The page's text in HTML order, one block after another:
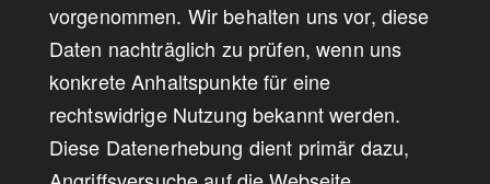
vorgenommen. Wir behalten uns vor, diese
Daten nachträglich zu prüfen, wenn uns
konkrete Anhaltspunkte für eine
rechtswidrige Nutzung bekannt werden.
Diese Datenerhebung dient primär dazu,